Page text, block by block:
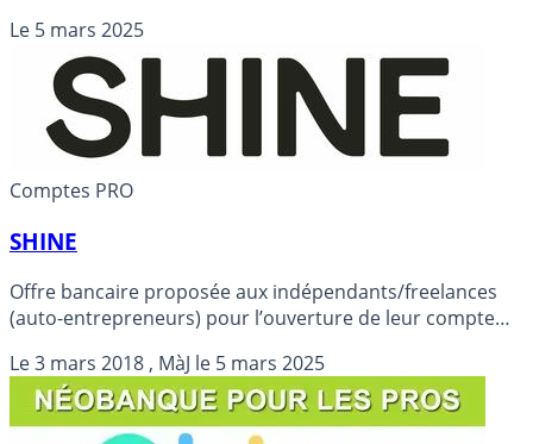
Le 5 mars 2025
Comptes PRO
SHINE
Offre bancaire proposée aux indépendants/freelances
(auto-entrepreneurs) pour l’ouverture de leur compte
Le3 mars 2018 , MàJ le 5 mars 2025